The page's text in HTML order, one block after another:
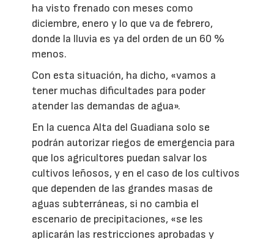
ha visto frenado con meses como
diciembre, enero y lo que va de febrero,
donde la lluvia es ya del orden de un 60 %
menos.
Con esta situación, ha dicho, «vamos a
tener muchas dificultades para poder
atender las demandas de agua».
En la cuenca Alta del Guadiana solo se
podrán autorizar riegos de emergencia para
que los agricultores puedan salvar los
cultivos leñosos, y en el caso de los cultivos
que dependen de las grandes masas de
aguas subterráneas, si no cambia el
escenario de precipitaciones, «se les
aplicarán las restricciones aprobadas y